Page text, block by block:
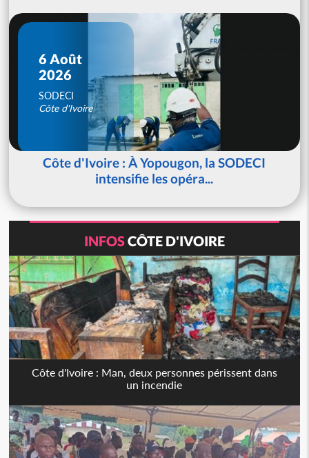
6 Août
2026
SODECI
Côte d'Ivoire
Côte d'Ivoire : À Yopougon, la SODECI
intensifie les opéra...
INFOSCÔTE D'IVOIRE
Côte d'Ivoire : Man, deux personnes périssent dans
un incendie